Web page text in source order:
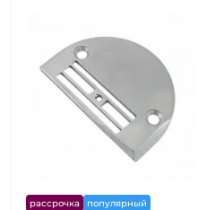
рассрочка популярный